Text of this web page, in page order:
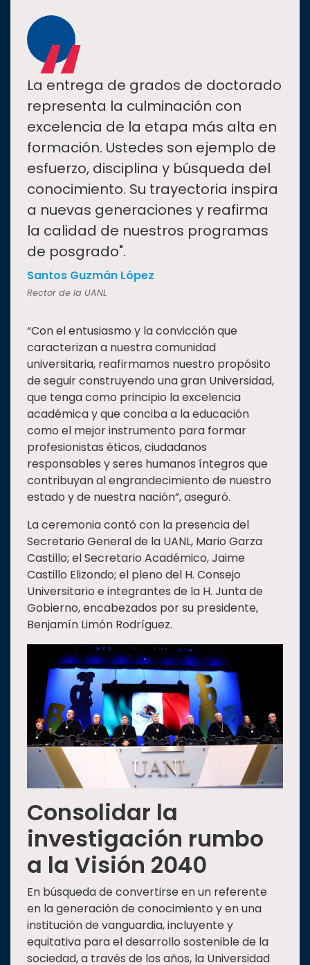
“
La entrega de grados de doctorado
representa la culminación con
excelencia de la etapa más alta en
formación. Ustedes son ejemplo de
esfuerzo, disciplina y búsqueda del
conocimiento. Su trayectoria inspira
a nuevas generaciones y reafirma
la calidad de nuestros programas
de posgrado".
Santos Guzmán López
Rector de la UANL
“Con el entusiasmo y la convicción que
caracterizan a nuestra comunidad
universitaria, reafirmamos nuestro propósito
de seguir construyendo una gran Universidad,
que tenga como principio la excelencia
académica y que conciba a la educación
como el mejor instrumento para formar
profesionistas éticos, ciudadanos
responsables y seres humanos íntegros que
contribuyan al engrandecimiento de nuestro
estado y de nuestra nación”, aseguró.
La ceremonia contó con la presencia del
Secretario General de la UANL, Mario Garza
Castillo; el Secretario Académico, Jaime
Castillo Elizondo; el pleno del H. Consejo
Universitario e integrantes de la H. Junta de
Gobierno, encabezados por su presidente,
Benjamín Limón Rodríguez.
Consolidar la
investigación rumbo
a la Visión 2040
En búsqueda de convertirse en un referente
en la generación de conocimiento y en una
institución de vanguardia, incluyente y
equitativa para el desarrollo sostenible de la
sociedad, a través de los años, la Universidad